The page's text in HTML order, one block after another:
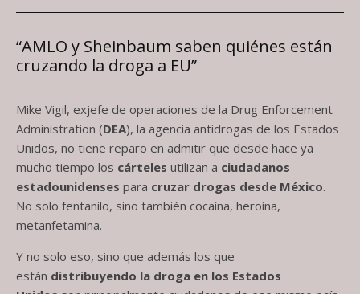
“AMLO y Sheinbaum saben quiénes están
cruzando la droga a EU”
Mike Vigil, exjefe de operaciones de la Drug Enforcement
Administration (DEA), la agencia antidrogas de los Estados
Unidos, no tiene reparo en admitir que desde hace ya
mucho tiempo los cárteles utilizan a ciudadanos
estadounidenses para cruzar drogas desde México.
No solo fentanilo, sino también cocaína, heroína,
metanfetamina.
Y no solo eso, sino que además los que
están distribuyendo la droga en los Estados